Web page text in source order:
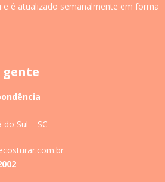
é atualizado semanalmente em forma
gente
do Sul – SC